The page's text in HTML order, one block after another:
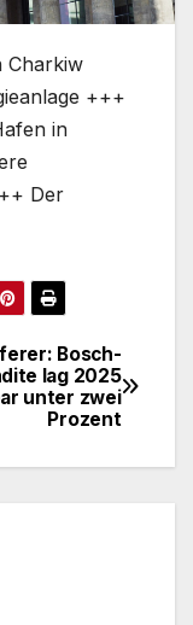
Charkiw
+++
in
Der
Bosch-
lag 2025
unter zwei
Prozent